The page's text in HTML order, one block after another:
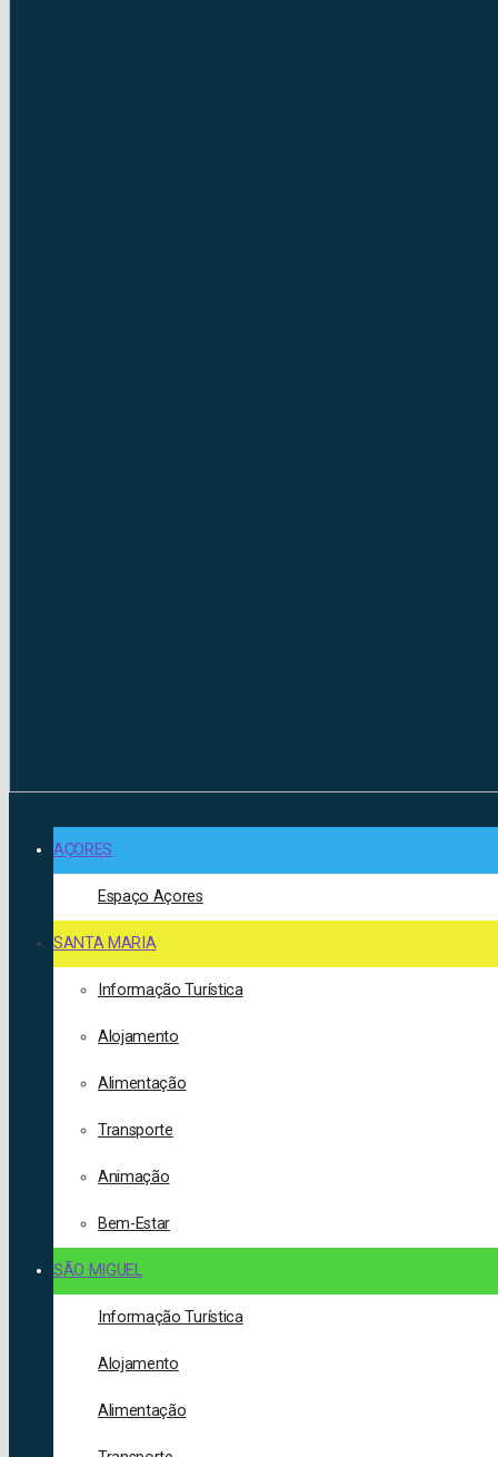
AÇORES
Espaço Açores
SANTA MARIA
Informação Turística
Alojamento
Alimentação
Transporte
Animação
Bem-Estar
SÃO MIGUEL
Informação Turística
Alojamento
Alimentação